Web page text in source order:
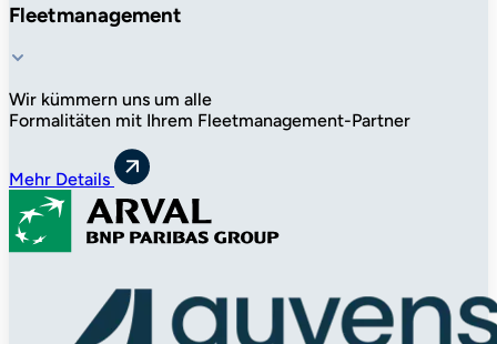
Fleetmanagement
Wir kümmern uns um alle
Formalitäten mit Ihrem Fleetmanagement-Partner
Mehr Details